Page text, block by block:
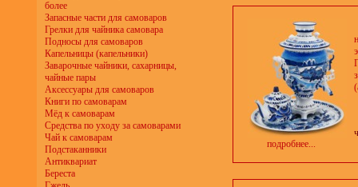
более
Запасные части для самоваров
Грелки для чайника самовара
Подносы для самоваров
Капельницы (капельники)
Заварочные чайники, сахарницы,
чайные пары
Аксессуары для самоваров
Книги по самоварам
Мёд к самоварам
Средства по уходу за самоварами
Чай к самоварам
Подстаканники
Антиквариат
Береста
подробнее...